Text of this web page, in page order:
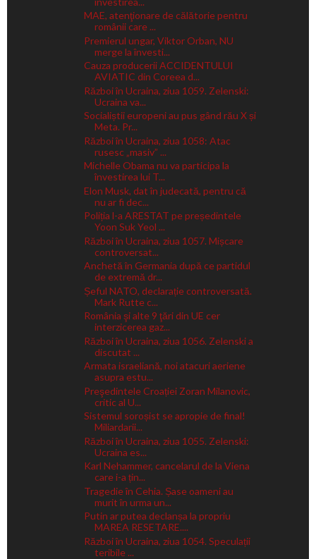
MAE, atenţionare de călătorie pentru
românii care ...
Premierul ungar, Viktor Orban, NU
merge la învesti...
Cauza producerii ACCIDENTULUI
AVIATIC din Coreea d...
Război în Ucraina, ziua 1059. Zelenski:
Ucraina va...
Socialiștii europeni au pus gând rău X și
Meta. Pr...
Război în Ucraina, ziua 1058: Atac
rusesc „masiv” ...
Michelle Obama nu va participa la
învestirea lui T...
Elon Musk, dat în judecată, pentru că
nu ar fi dec...
Poliția l-a ARESTAT pe președintele
Yoon Suk Yeol ...
Război în Ucraina, ziua 1057. Mișcare
controversat...
Anchetă în Germania după ce partidul
de extremă dr...
Șeful NATO, declarație controversată.
Mark Rutte c...
România şi alte 9 ţări din UE cer
interzicerea gaz...
Război în Ucraina, ziua 1056. Zelenski a
discutat ...
Armata israeliană, noi atacuri aeriene
asupra estu...
Preşedintele Croației Zoran Milanovic,
critic al U...
Sistemul soroșist se apropie de final!
Miliardarii...
Război în Ucraina, ziua 1055. Zelenski:
Ucraina es...
Karl Nehammer, cancelarul de la Viena
care i-a țin...
Tragedie în Cehia. Șase oameni au
murit în urma un...
Putin ar putea declanșa la propriu
MAREA RESETARE....
Război în Ucraina, ziua 1054. Speculații
teribile ...